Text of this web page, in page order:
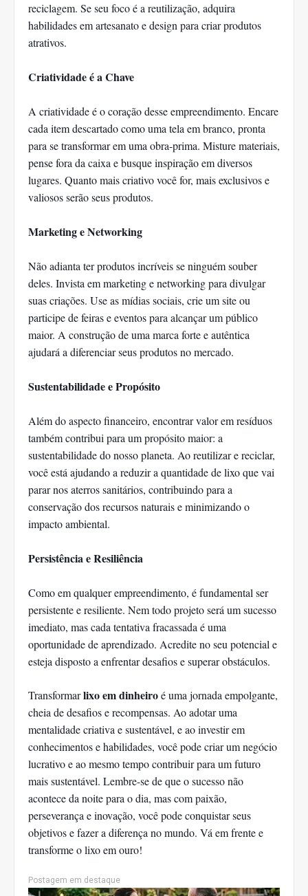
reciclagem. Se seu foco é a reutilização, adquira
habilidades em artesanato e design para criar produtos
atrativos.
Criatividade é a Chave
A criatividade é o coração desse empreendimento. Encare
cada item descartado como uma tela em branco, pronta
para se transformar em uma obra-prima. Misture materiais,
pense fora da caixa e busque inspiração em diversos
lugares. Quanto mais criativo você for, mais exclusivos e
valiosos serão seus produtos.
Marketing e Networking
Não adianta ter produtos incríveis se ninguém souber
deles. Invista em marketing e networking para divulgar
suas criações. Use as mídias sociais, crie um site ou
participe de feiras e eventos para alcançar um público
maior. A construção de uma marca forte e autêntica
ajudará a diferenciar seus produtos no mercado.
Sustentabilidade e Propósito
Além do aspecto financeiro, encontrar valor em resíduos
também contribui para um propósito maior: a
sustentabilidade do nosso planeta. Ao reutilizar e reciclar,
você está ajudando a reduzir a quantidade de lixo que vai
parar nos aterros sanitários, contribuindo para a
conservação dos recursos naturais e minimizando o
impacto ambiental.
Persistência e Resiliência
Como em qualquer empreendimento, é fundamental ser
persistente e resiliente. Nem todo projeto será um sucesso
imediato, mas cada tentativa fracassada é uma
oportunidade de aprendizado. Acredite no seu potencial e
esteja disposto a enfrentar desafios e superar obstáculos.
Transformarlixo em dinheiroé uma jornada empolgante,
cheia de desafios e recompensas. Ao adotar uma
mentalidade criativa e sustentável, e ao investir em
conhecimentos e habilidades, você pode criar um negócio
lucrativo e ao mesmo tempo contribuir para um futuro
mais sustentável. Lembre-se de que o sucesso não
acontece da noite para o dia, mas com paixão,
perseverança e inovação, você pode conquistar seus
objetivos e fazer a diferença no mundo. Vá em frente e
transforme o lixo em ouro!
Postagem em destaque